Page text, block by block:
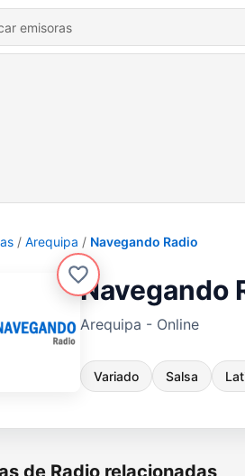
Arequipa Navegando Radio
Navegando
Arequipa - Online
Variado Salsa
de Radio relacionadas